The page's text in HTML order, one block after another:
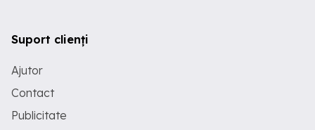
Suport clienți
Ajutor
Contact
Publicitate